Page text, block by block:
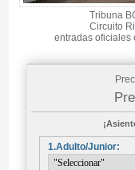
Tribuna
Circuito
entradas oficiales
1.Adulto/Junior: